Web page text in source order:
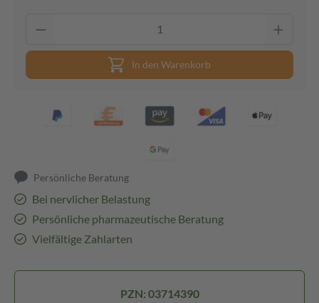
In den Warenkorb
Persönliche Beratung
Bei nervlicher Belastung
Persönliche pharmazeutische Beratung
Vielfältige Zahlarten
PZN: 03714390